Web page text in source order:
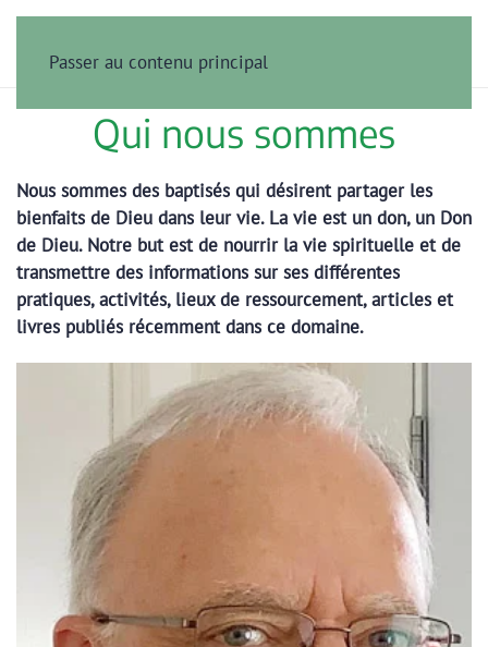
Passer au contenu principal
Qui nous sommes
Nous sommes des baptisés qui désirent partager les
bienfaits de Dieu dans leur vie. La vie est un don, un Don
de Dieu. Notre but est de nourrir la vie spirituelle et de
transmettre des informations sur ses différentes
pratiques, activités, lieux de ressourcement, articles et
livres publiés récemment dans ce domaine.